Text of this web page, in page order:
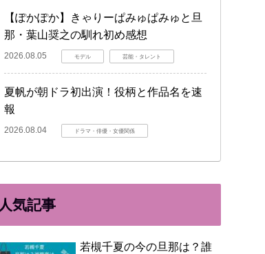
【ぽかぽか】きゃりーぱみゅぱみゅと旦
那・葉山奨之の馴れ初め感想
2026.08.05 モデル 芸能・タレント
夏帆が朝ドラ初出演！役柄と作品名を速
報
2026.08.04 ドラマ・俳優・女優関係
人気記事
若槻千夏の今の旦那は？誰